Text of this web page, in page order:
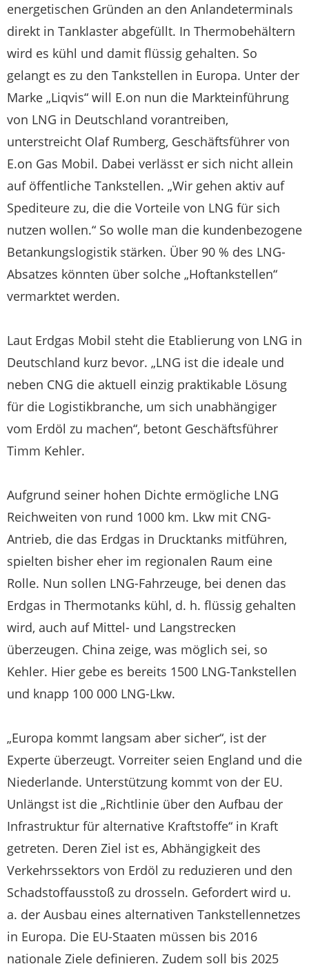
energetischen Gründen an den Anlandeterminals
direkt in Tanklaster abgefüllt. In Thermobehältern
wird es kühl und damit flüssig gehalten. So
gelangt es zu den Tankstellen in Europa. Unter der
Marke „Liqvis“ will E.on nun die Markteinführung
von LNG in Deutschland vorantreiben,
unterstreicht Olaf Rumberg, Geschäftsführer von
E.on Gas Mobil. Dabei verlässt er sich nicht allein
auf öffentliche Tankstellen. „Wir gehen aktiv auf
Spediteure zu, die die Vorteile von LNG für sich
nutzen wollen.“ So wolle man die kundenbezogene
Betankungslogistik stärken. Über 90 % des LNG-
Absatzes könnten über solche „Hoftankstellen“
vermarktet werden.
Laut Erdgas Mobil steht die Etablierung von LNG in
Deutschland kurz bevor. „LNG ist die ideale und
neben CNG die aktuell einzig praktikable Lösung
für die Logistikbranche, um sich unabhängiger
vom Erdöl zu machen“, betont Geschäftsführer
Timm Kehler.
Aufgrund seiner hohen Dichte ermögliche LNG
Reichweiten von rund 1000 km. Lkw mit CNG-
Antrieb, die das Erdgas in Drucktanks mitführen,
spielten bisher eher im regionalen Raum eine
Rolle. Nun sollen LNG-Fahrzeuge, bei denen das
Erdgas in Thermotanks kühl, d. h. flüssig gehalten
wird, auch auf Mittel- und Langstrecken
überzeugen. China zeige, was möglich sei, so
Kehler. Hier gebe es bereits 1500 LNG-Tankstellen
und knapp 100 000 LNG-Lkw.
„Europa kommt langsam aber sicher“, ist der
Experte überzeugt. Vorreiter seien England und die
Niederlande. Unterstützung kommt von der EU.
Unlängst ist die „Richtlinie über den Aufbau der
Infrastruktur für alternative Kraftstoffe“ in Kraft
getreten. Deren Ziel ist es, Abhängigkeit des
Verkehrssektors von Erdöl zu reduzieren und den
Schadstoffausstoß zu drosseln. Gefordert wird u.
a. der Ausbau eines alternativen Tankstellennetzes
in Europa. Die EU-Staaten müssen bis 2016
nationale Ziele definieren. Zudem soll bis 2025